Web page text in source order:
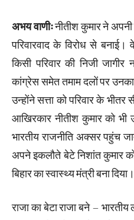
अभय वाणीःनीतीश कुमार ने
परिवारवाद के विरोध से बनाई।
किसी परिवार की निजी
कांग्रेस समेत तमाम दलों पर
उन्होंने सत्ता को परिवार के
आखिरकार नीतीश कुमार को भी
भारतीय राजनीति अक्सर पहुंच
अपने इकलौते बेटे निशांत कुमार
बिहार का स्वास्थ्य मंत्री बना दिया।
राजा का बेटा राजा बने –